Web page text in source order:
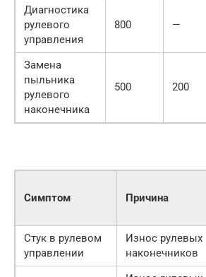
Диагностика
рулевого
управления
800 —
Замена
пыльника
рулевого
наконечника
500 200
Симптом Причина
Стук в рулевом
управлении
Износ рулевых
наконечников